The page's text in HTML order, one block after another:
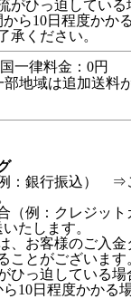
ひっ迫している
ら10日程度かか
ください。
一律料金：0円
部地域は追加送料
：銀行振込） ⇒
合（例：クレジッ
たします。
、お客様のご入金
ことがございます
ひっ迫している場
10日程度かかる